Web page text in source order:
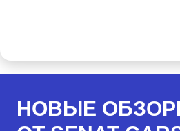
НОВЫЕ